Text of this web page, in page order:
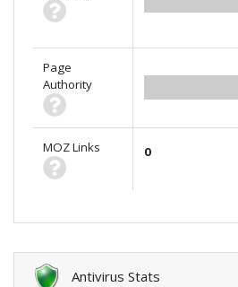
Page
Authority
MOZ Links 0
Antivirus Stats